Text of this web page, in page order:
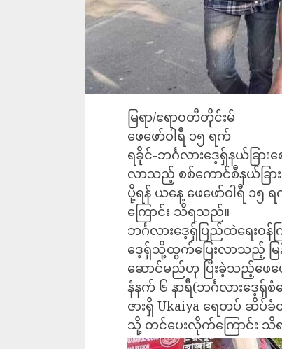
မြရာ/ဧရာ၀တီတိုင်းမ်
ဖေဖော်ဝါရီ ၁၅ ရက်
ရခိုင်-ဘင်္ဂလားဒေ့ရှ်နယ်ခြာ
လာသည့် စစ်ကောင်စီနယ်ခြာ
ပို့ရန် ယနေ့ ဖေဖော်ဝါရီ ၁၅
ကြောင်း သိရသည်။
ဘင်္ဂလားဒေ့ရှ်ပြည်ထဲရေး၀န်
ဒေ့ရှ်သို့ထွက်ပြေးလာသည့် မြ
ဆောင်မည်ဟု ပြီးခဲ့သည့်ဖေဖေ
နံနက် ၆ နာရီ(ဘင်္ဂလားဒေ့
ဇားရှိ Ukaiya ရေတပ် ဆိပ်
သို့ တင်ပေးလိုက်ကြောင်း